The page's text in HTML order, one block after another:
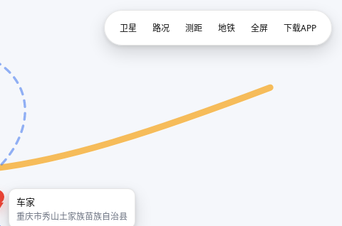
车家
重庆市秀山土家族苗族自治县
卫星 路况 测距 地铁 全屏 下载APP